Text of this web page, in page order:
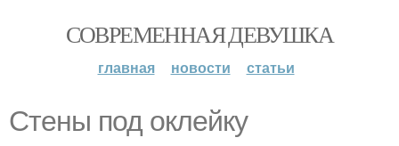
СОВРЕМЕННАЯ ДЕВУШКА
главная новости статьи
Стены под оклейку